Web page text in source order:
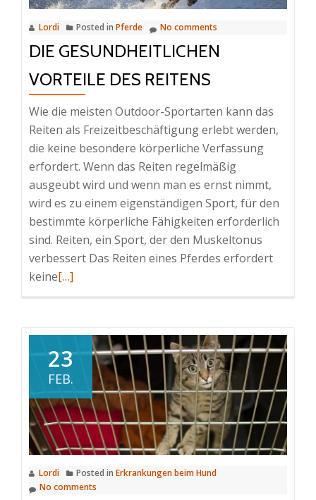
Lordi Posted in Pferde No comments
DIE GESUNDHEITLICHEN
VORTEILE DES REITENS
Wie die meisten Outdoor-Sportarten kann das
Reiten als Freizeitbeschäftigung erlebt werden,
die keine besondere körperliche Verfassung
erfordert. Wenn das Reiten regelmäßig
ausgeübt wird und wenn man es ernst nimmt,
wird es zu einem eigenständigen Sport, für den
bestimmte körperliche Fähigkeiten erforderlich
sind. Reiten, ein Sport, der den Muskeltonus
verbessert Das Reiten eines Pferdes erfordert
keineRead
gesundheitlichen
Vorteile
des
Reitens
[…]
23
FEB.
Lordi Posted in Erkrankungen beim Hund
No comments